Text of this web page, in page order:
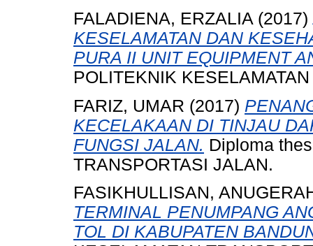
FALADIENA, ERZALIA (2017)
KESELAMATAN DAN
PURA II UNIT EQUIPMENT
POLITEKNIK
FARIZ, UMAR (2017)
KECELAKAAN DI TINJAU
FUNGSI JALAN. Diploma
TRANSPORTASI JALAN.
FASIKHULLISAN,
TERMINAL PENUMPANG
TOL DI KABUPATEN